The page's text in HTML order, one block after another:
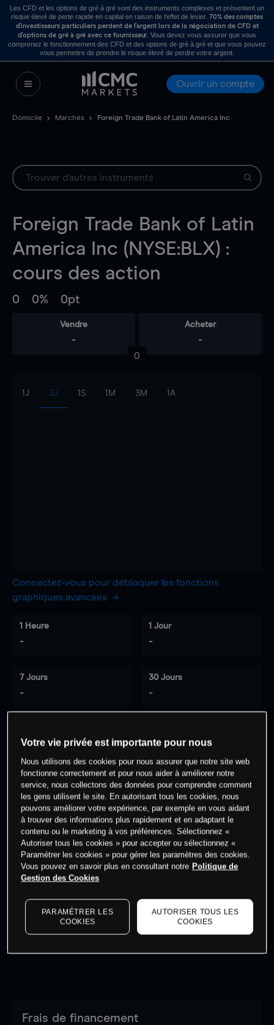
Les CFD et les options de gré à gré sont des instruments complexes et présentent un
risque élevé de perte rapide en capital en raison de l’effet de levier. 70% des comptes
d’investisseurs particuliers perdent de l’argent lors de la négociation de CFD et
d’options de gré à gré avec ce fournisseur . Vous devez vous assurer que vous
comprenez le fonctionnement des CFD et des options de gré à gré et que vous pouvez
vous permettre de prendre le risque élevé de perdre votre argent.
Ouvrir un compte
Domicile Marchés Foreign Trade Bank of Latin America Inc
Foreign Trade Bank of Latin
America Inc (NYSE:BLX) :
cours des action
0 0% 0pt
Vendre
-
Acheter
-
0
1J 3J 1S 1M 3M 1A
Connectez-vous pour débloquer les fonctions
graphiques avancées
1 Heure
-
1 Jour
-
7 Jours
-
30 Jours
-
0% des clients ont une position à
cet actif
Commencez à trader
Les prix sont indicatifs.
market data
Frais de financement
Votre vie privée est importante pour nous
Nous utilisons des cookies pour nous assurer que notre site web
fonctionne correctement et pour nous aider à améliorer notre
service, nous collectons des données pour comprendre comment
les gens utilisent le site. En autorisant tous les cookies, nous
pouvons améliorer votre expérience, par exemple en vous aidant
à trouver des informations plus rapidement et en adaptant le
contenu ou le marketing à vos préférences. Sélectionnez «
Autoriser tous les cookies » pour accepter ou sélectionnez «
Paramétrer les cookies » pour gérer les paramètres des cookies.
Vous pouvez en savoir plus en consultant notre Politique de
Gestion des Cookies
PARAMÉTRER LES
COOKIES
AUTORISER TOUS LES
COOKIES